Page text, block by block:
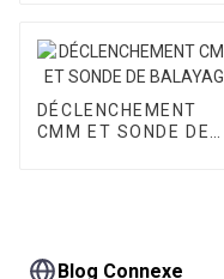
DÉCLENCHEMENT
CMM ET SONDE DE
Blog Connexe